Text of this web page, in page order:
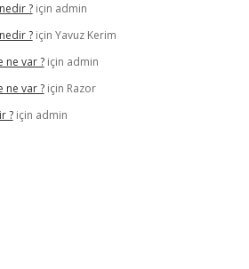
?için admin
?için Yavuz Kerim
ne var ?için admin
ne var ?için Razor
?için admin